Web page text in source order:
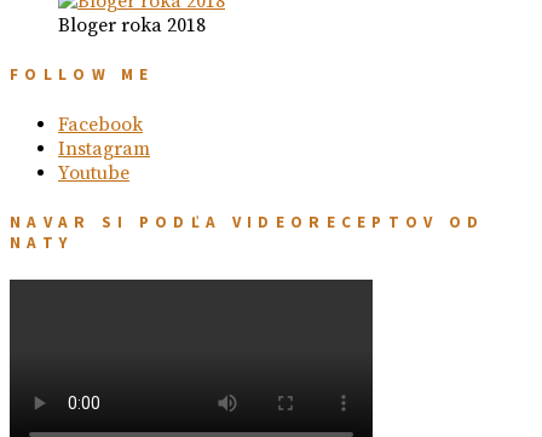
Bloger roka 2018
FOLLOW ME
Facebook
Instagram
Youtube
NAVAR SI PODĽA VIDEORECEPTOV OD
NATY